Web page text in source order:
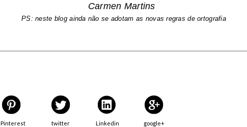
Carmen Martins
PS: neste blog ainda não se adotam as novas regras de ortografia
Pinterest twitter Linkedin google+